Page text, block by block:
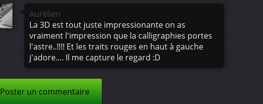
Aurélien
La 3D est tout juste impressionante on as
vraiment l'impression que la calligraphies portes
l'astre..!!!! Et les traits rouges en haut à gauche
j'adore.... Il me capture le regard :D
Poster un commentaire